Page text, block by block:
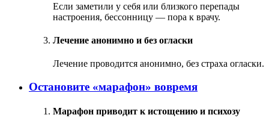
Если заметили у себя или близкого перепады
настроения, бессонницу — пора к врачу.
Лечение анонимно и без огласки
Лечение проводится анонимно, без страха огласки.
Остановите «марафон» вовремя
Марафон приводит к истощению и психозу